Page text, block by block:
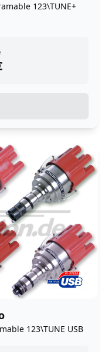
123\TUNE+
123\TUNE USB